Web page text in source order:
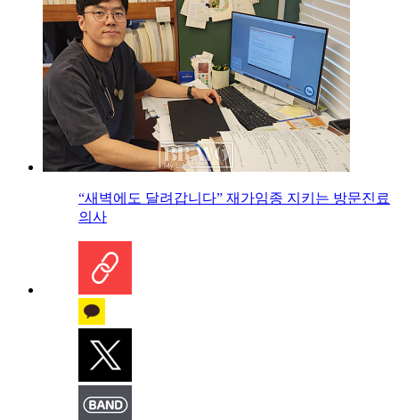
“새벽에도 달려갑니다” 재가임종 지키는 방문진료
의사